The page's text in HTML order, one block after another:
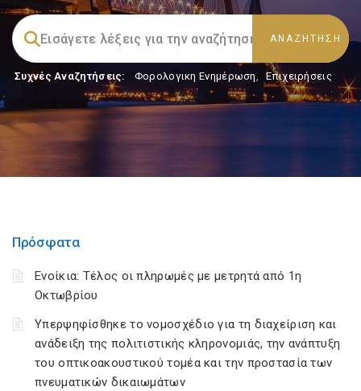
Συχνές Αναζητήσεις: Φορολογικη Ενημέρωση, Επιχειρήσεις
Πρόσφατα
Ενοίκια: Τέλος οι πληρωμές με μετρητά από 1η
Οκτωβρίου
Υπερψηφίσθηκε το νομοσχέδιο για τη διαχείριση και
ανάδειξη της πολιτιστικής κληρονομιάς, την ανάπτυξη
του οπτικοακουστικού τομέα και την προστασία των
πνευματικών δικαιωμάτων